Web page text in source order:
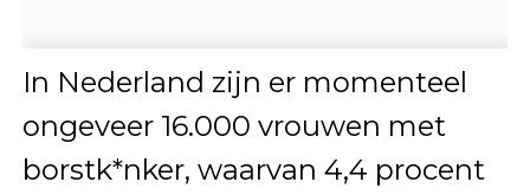
In Nederland zijn er momenteel
ongeveer 16.000 vrouwen met
borstk*nker, waarvan 4,4 procent